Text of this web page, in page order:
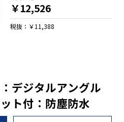
デジタルアングル
ト付：防塵防水
￥12,526
税抜：￥11,388